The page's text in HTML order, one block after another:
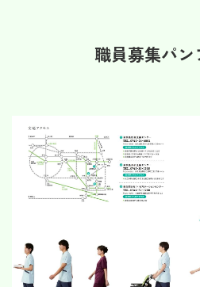
職員募集パン